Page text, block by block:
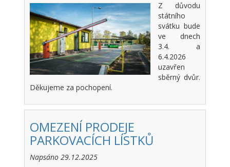
Z důvodu
státního
svátku bude
ve dnech
3.4. a
6.4.2026
uzavřen
sběrný dvůr.
Děkujeme za pochopení.
OMEZENÍ PRODEJE
PARKOVACÍCH LÍSTKŮ
Napsáno 29.12.2025